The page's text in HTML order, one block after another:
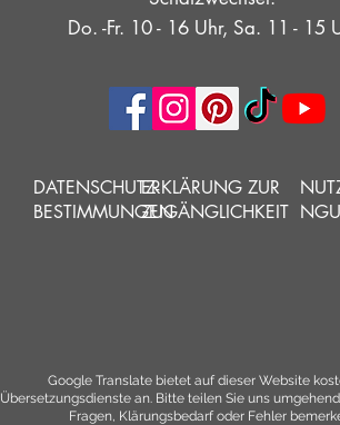
Do. -Fr. 10 - 16 Uhr, Sa. 11 - 15
DATENSCHUTZ-
BESTIMMUNGEN
ERKLÄRUNG ZUR
ZUGÄNGLICHKEIT
Google Translate bietet auf dieser Website
Übersetzungsdienste an. Bitte teilen Sie uns
Fragen, Klärungsbedarf oder Fehler